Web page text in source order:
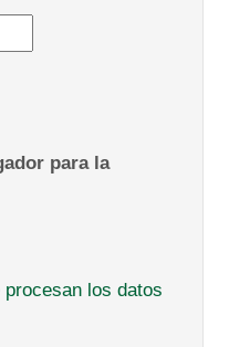
para la
los datos